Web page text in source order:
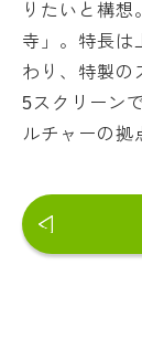
りたいと構
寺」。特長は
わり、特製の
5スクリーン
ルチャーの拠